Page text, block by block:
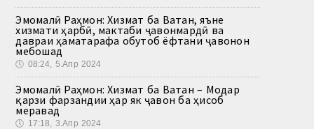
Эмомалӣ Раҳмон: Хизмат ба Ватан, яъне
хизмати ҳарбӣ, мактаби ҷавонмардӣ ва
давраи ҳаматарафа обутоб ёфтани ҷавонон
мебошад
🕔 08:24, 5.Апр 2024
Эмомалӣ Раҳмон: Хизмат ба Ватан – Модар
қарзи фарзандии ҳар як ҷавон ба ҳисоб
меравад
🕔 17:18, 3.Апр 2024